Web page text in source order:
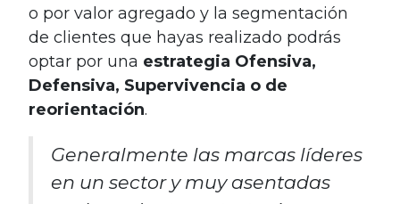
o por valor agregado y la segmentación
de clientes que hayas realizado podrás
optar por una estrategia Ofensiva,
Defensiva, Supervivencia o de
reorientación.
Generalmente las marcas líderes
en un sector y muy asentadas